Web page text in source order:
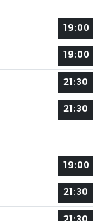
19:00
19:00
21:30
21:30
19:00
21:30